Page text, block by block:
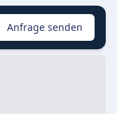
Anfrage senden